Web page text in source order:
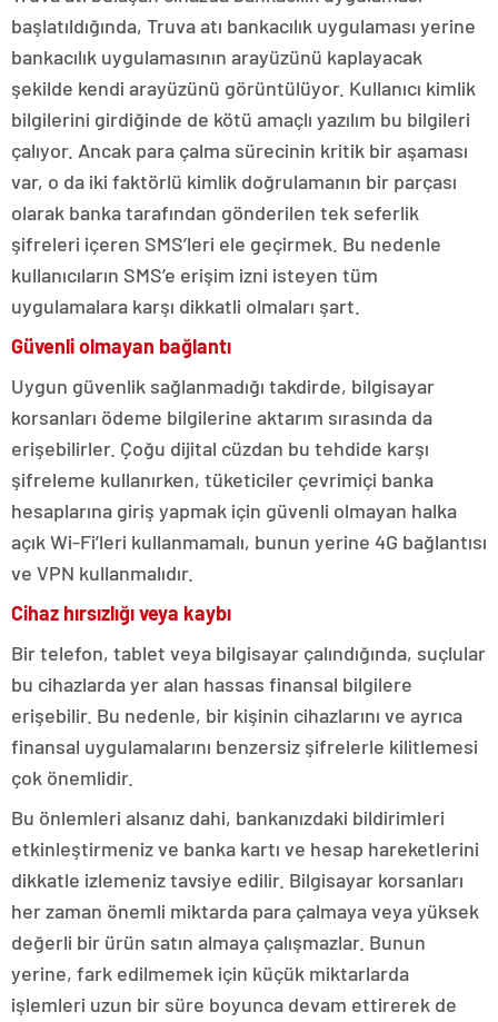
başlatıldığında, Truva atı bankacılık uygulaması yerine
bankacılık uygulamasının arayüzünü kaplayacak
şekilde kendi arayüzünü görüntülüyor. Kullanıcı kimlik
bilgilerini girdiğinde de kötü amaçlı yazılım bu bilgileri
çalıyor. Ancak para çalma sürecinin kritik bir aşaması
var, o da iki faktörlü kimlik doğrulamanın bir parçası
olarak banka tarafından gönderilen tek seferlik
şifreleri içeren SMS’leri ele geçirmek. Bu nedenle
kullanıcıların SMS’e erişim izni isteyen tüm
uygulamalara karşı dikkatli olmaları şart.
Güvenli olmayan bağlantı
Uygun güvenlik sağlanmadığı takdirde, bilgisayar
korsanları ödeme bilgilerine aktarım sırasında da
erişebilirler. Çoğu dijital cüzdan bu tehdide karşı
şifreleme kullanırken, tüketiciler çevrimiçi banka
hesaplarına giriş yapmak için güvenli olmayan halka
açık Wi-Fi’leri kullanmamalı, bunun yerine 4G bağlantısı
ve VPN kullanmalıdır.
Cihaz hırsızlığı veya kaybı
Bir telefon, tablet veya bilgisayar çalındığında, suçlular
bu cihazlarda yer alan hassas finansal bilgilere
erişebilir. Bu nedenle, bir kişinin cihazlarını ve ayrıca
finansal uygulamalarını benzersiz şifrelerle kilitlemesi
çok önemlidir.
Bu önlemleri alsanız dahi, bankanızdaki bildirimleri
etkinleştirmeniz ve banka kartı ve hesap hareketlerini
dikkatle izlemeniz tavsiye edilir. Bilgisayar korsanları
her zaman önemli miktarda para çalmaya veya yüksek
değerli bir ürün satın almaya çalışmazlar. Bunun
yerine, fark edilmemek için küçük miktarlarda
işlemleri uzun bir süre boyunca devam ettirerek de